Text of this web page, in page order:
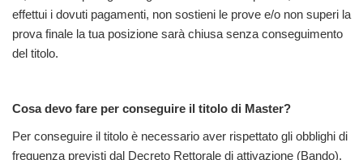
effettui i dovuti pagamenti, non sostieni le prove e/o non superi la
prova finale la tua posizione sarà chiusa senza conseguimento
del titolo.
Cosa devo fare per conseguire il titolo di Master?
Per conseguire il titolo è necessario aver rispettato gli obblighi di
frequenza previsti dal Decreto Rettorale di attivazione (Bando),